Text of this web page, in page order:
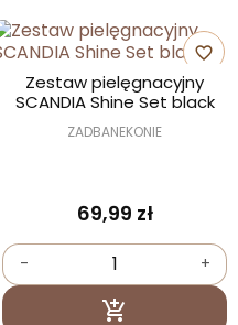
favorite_border
Zestaw pielęgnacyjny
SCANDIA Shine Set black
ZADBANEKONIE
69,99 zł
- +
 Dodaj do